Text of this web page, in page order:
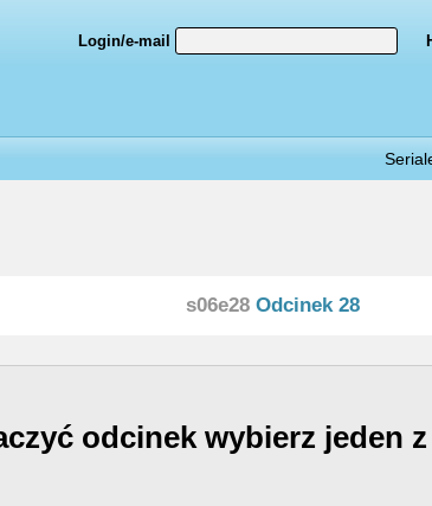
Login/e-mail
s06e28Odcinek 28
odcinek wybierz jeden